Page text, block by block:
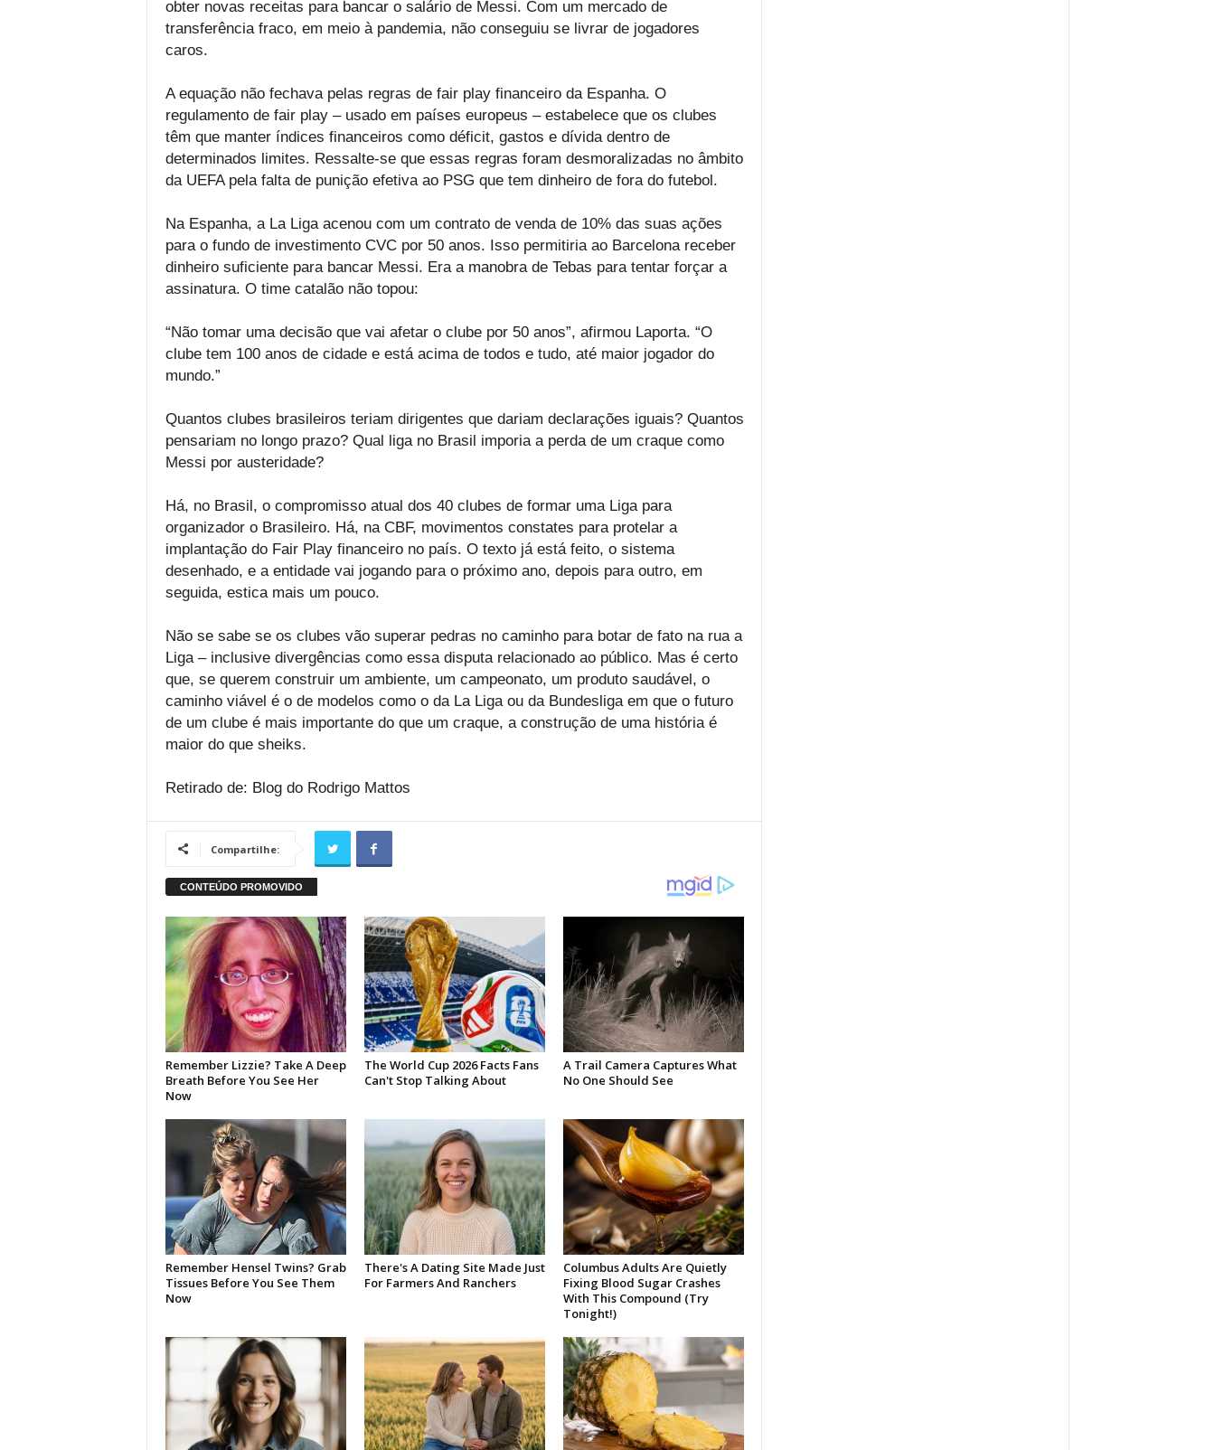
obter novas receitas para bancar o salário de Messi. Com um mercado de
transferência fraco, em meio à pandemia, não conseguiu se livrar de jogadores
caros.
A equação não fechava pelas regras de fair play financeiro da Espanha. O
regulamento de fair play – usado em países europeus – estabelece que os clubes
têm que manter índices financeiros como déficit, gastos e dívida dentro de
determinados limites. Ressalte-se que essas regras foram desmoralizadas no âmbito
da UEFA pela falta de punição efetiva ao PSG que tem dinheiro de fora do futebol.
Na Espanha, a La Liga acenou com um contrato de venda de 10% das suas ações
para o fundo de investimento CVC por 50 anos. Isso permitiria ao Barcelona receber
dinheiro suficiente para bancar Messi. Era a manobra de Tebas para tentar forçar a
assinatura. O time catalão não topou:
“Não tomar uma decisão que vai afetar o clube por 50 anos”, afirmou Laporta. “O
clube tem 100 anos de cidade e está acima de todos e tudo, até maior jogador do
mundo.”
Quantos clubes brasileiros teriam dirigentes que dariam declarações iguais? Quantos
pensariam no longo prazo? Qual liga no Brasil imporia a perda de um craque como
Messi por austeridade?
Há, no Brasil, o compromisso atual dos 40 clubes de formar uma Liga para
organizador o Brasileiro. Há, na CBF, movimentos constates para protelar a
implantação do Fair Play financeiro no país. O texto já está feito, o sistema
desenhado, e a entidade vai jogando para o próximo ano, depois para outro, em
seguida, estica mais um pouco.
Não se sabe se os clubes vão superar pedras no caminho para botar de fato na rua a
Liga – inclusive divergências como essa disputa relacionado ao público. Mas é certo
que, se querem construir um ambiente, um campeonato, um produto saudável, o
caminho viável é o de modelos como o da La Liga ou da Bundesliga em que o futuro
de um clube é mais importante do que um craque, a construção de uma história é
maior do que sheiks.
Retirado de: Blog do Rodrigo Mattos
Compartilhe: